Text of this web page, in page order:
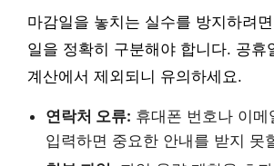
마감일을 놓치는 실수를 방지하려
일을 정확히 구분해야 합니다. 공휴
계산에서 제외되니 유의하세요.
연락처 오류: 휴대폰 번호나 이메
입력하면 중요한 안내를 받지 못